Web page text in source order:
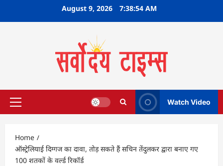
August 9, 2026 7:38:55 AM
Primary
Watch Video
Home
ऑस्ट्रेलियाई दिग्गज का दावा, तोड़ सकते हैं सचिन तेंदुलकर द्वारा बनाए गए
100 शतकों के वर्ल्ड रिकॉर्ड